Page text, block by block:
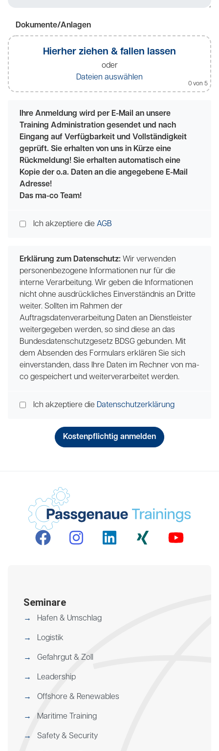
Dokumente/Anlagen
Hierher ziehen & fallen lassen
oder
Dateien auswählen
0 von 5
Ihre Anmeldung wird per E-Mail an unsere
Training Administration gesendet und nach
Eingang auf Verfügbarkeit und Vollständigkeit
geprüft. Sie erhalten von uns in Kürze eine
Rückmeldung! Sie erhalten automatisch eine
Kopie der o.a. Daten an die angegebene E-Mail
Adresse!
Das ma-co Team!
Ich akzeptiere die AGB
Erklärung zum Datenschutz: Wir verwenden
personenbezogene Informationen nur für die
interne Verarbeitung. Wir geben die Informationen
nicht ohne ausdrückliches Einverständnis an Dritte
weiter. Sollten im Rahmen der
Auftragsdatenverarbeitung Daten an Dienstleister
weitergegeben werden, so sind diese an das
Bundesdatenschutzgesetz BDSG gebunden. Mit
dem Absenden des Formulars erklären Sie sich
einverstanden, dass Ihre Daten im Rechner von ma-
co gespeichert und weiterverarbeitet werden.
Ich akzeptiere die Datenschutzerklärung
Seminare
Hafen & Umschlag
Logistik
Gefahrgut & Zoll
Leadership
Offshore & Renewables
Maritime Training
Safety & Security